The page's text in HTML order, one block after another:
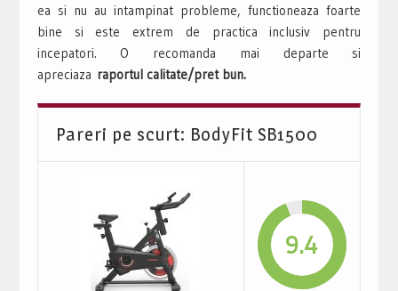
ea si nu au intampinat probleme, functioneaza foarte
bine si este extrem de practica inclusiv pentru
incepatori. O recomanda mai departe si
apreciaza raportul calitate/pret bun.
Pareri pe scurt: BodyFit SB1500
9.4